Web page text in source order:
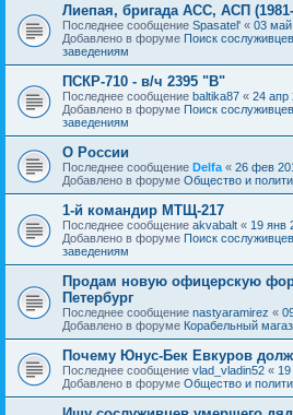
Лиепая, бригада АСС, АСП
Последнее сообщение Spasatel' « 03 май
Добавлено в форуме Поиск
заведениям
ПСКР-710 - в/ч 2395 "В"
Последнее сообщение baltika87 « 24 апр
Добавлено в форуме Поиск
заведениям
О России
Последнее сообщение Delfa « 26 фев
Добавлено в форуме Общество и
1-й командир МТЩ-217
Последнее сообщение akvabalt « 19 янв
Добавлено в форуме Поиск
заведениям
Продам новую офицерскую
Петербург
Последнее сообщение nastyaramirez «
Добавлено в форуме Корабельный
Почему Юнус-Бек Евкуров
Последнее сообщение vlad_vladin52 «
Добавлено в форуме Общество и